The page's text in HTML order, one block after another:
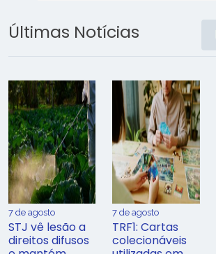
Últimas Notícias
7 de agosto
STJ vê lesão a
direitos difusos
7 de agosto
TRF1: Cartas
colecionáveis